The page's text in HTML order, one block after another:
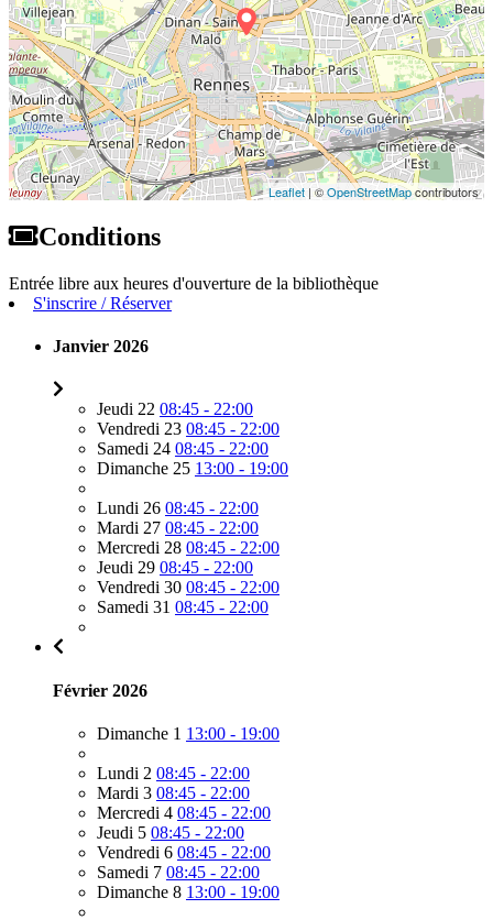
Leaflet | ©OpenStreetMapcontributors
Conditions
Entrée libre aux heures d'ouverture de la bibliothèque
S'inscrire / Réserver
Janvier 2026
Jeudi 22 08:45 - 22:00
Vendredi 23 08:45 - 22:00
Samedi 24 08:45 - 22:00
Dimanche 25 13:00 - 19:00
Lundi 26 08:45 - 22:00
Mardi 27 08:45 - 22:00
Mercredi 28 08:45 - 22:00
Jeudi 29 08:45 - 22:00
Vendredi 30 08:45 - 22:00
Samedi 31 08:45 - 22:00
Février 2026
Dimanche 1 13:00 - 19:00
Lundi 2 08:45 - 22:00
Mardi 3 08:45 - 22:00
Mercredi 4 08:45 - 22:00
Jeudi 5 08:45 - 22:00
Vendredi 6 08:45 - 22:00
Samedi 7 08:45 - 22:00
Dimanche 8 13:00 - 19:00